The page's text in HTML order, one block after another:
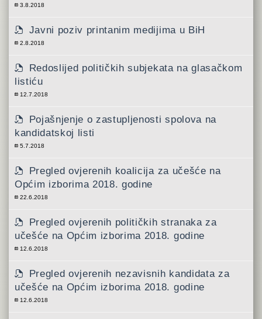
3.8.2018
Javni poziv printanim medijima u BiH
2.8.2018
Redoslijed političkih subjekata na glasačkom
listiću
12.7.2018
Pojašnjenje o zastupljenosti spolova na
kandidatskoj listi
5.7.2018
Pregled ovjerenih koalicija za učešće na
Općim izborima 2018. godine
22.6.2018
Pregled ovjerenih političkih stranaka za
učešće na Općim izborima 2018. godine
12.6.2018
Pregled ovjerenih nezavisnih kandidata za
učešće na Općim izborima 2018. godine
12.6.2018